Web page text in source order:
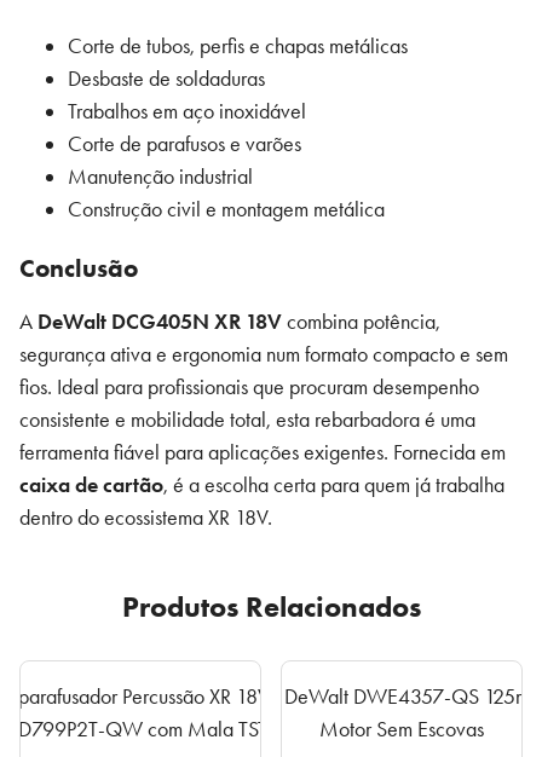
Corte de tubos, perfis e chapas metálicas
Desbaste de soldaduras
Trabalhos em aço inoxidável
Corte de parafusos e varões
Manutenção industrial
Construção civil e montagem metálica
Conclusão
A DeWalt DCG405N XR 18Vcombina potência,
segurança ativa e ergonomia num formato compacto e sem
fios. Ideal para profissionais que procuram desempenho
consistente e mobilidade total, esta rebarbadora é uma
ferramenta fiável para aplicações exigentes. Fornecida em
caixa de cartão, é a escolha certa para quem já trabalha
dentro do ecossistema XR 18V.
Produtos Relacionados